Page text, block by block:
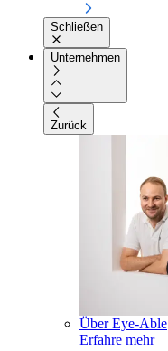
Schließen
Unternehmen
Zurück
Über Eye-Able
Erfahre mehr